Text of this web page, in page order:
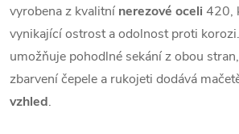
vyrobena z kvalitní nerezové oceli 420,
vynikající ostrost a odolnost proti korozi.
umožňuje pohodlné sekání z obou
zbarvení čepele a rukojeti dodává
vzhled.